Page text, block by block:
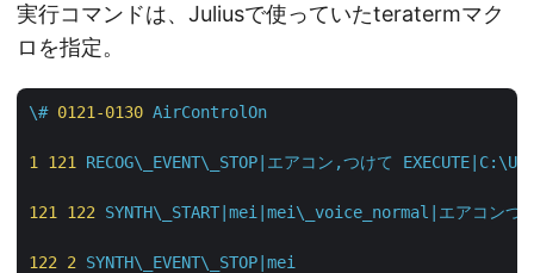
実行コマンドは、Juliusで使っていたteratermマク
ロを指定。
\# 0121 -0130 AirControlOn
1 121 RECOG\_EVENT\_STOP|エアコン,つけて
121 122 SYNTH\_START|mei|mei\_voice_normal|エアコンつ
122 2 SYNTH\_EVENT\_STOP|mei